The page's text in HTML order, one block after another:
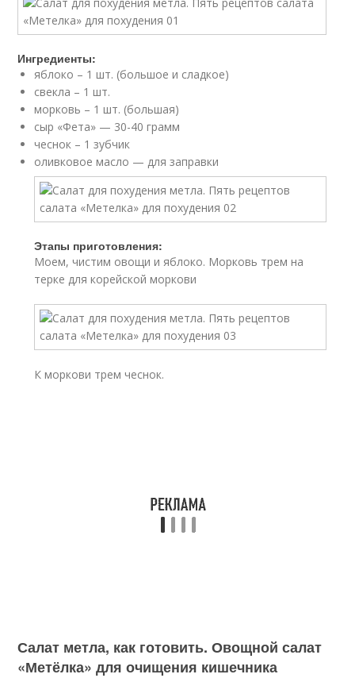
Ингредиенты:
яблоко – 1 шт. (большое и сладкое)
свекла – 1 шт.
морковь – 1 шт. (большая)
сыр «Фета» — 30-40 грамм
чеснок – 1 зубчик
оливковое масло — для заправки
Этапы приготовления:
Моем, чистим овощи и яблоко. Морковь трем на
терке для корейской моркови
К моркови трем чеснок.
Салат метла, как готовить. Овощной салат
«Метёлка» для очищения кишечника